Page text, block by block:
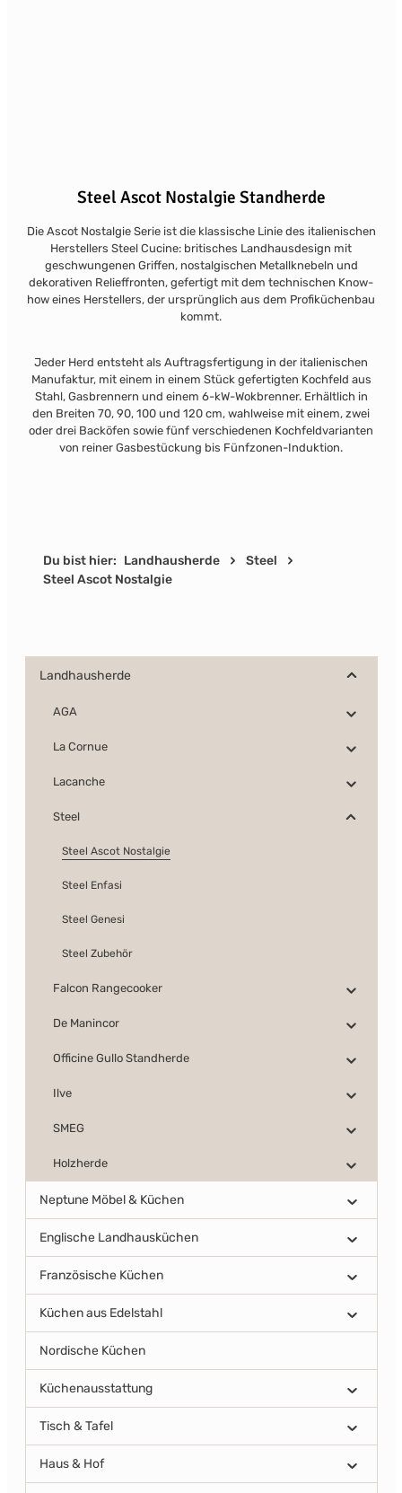
Steel Ascot Nostalgie Standherde
Die Ascot Nostalgie Serie ist die klassische Linie des italienischen
Herstellers Steel Cucine: britisches Landhausdesign mit
geschwungenen Griffen, nostalgischen Metallknebeln und
dekorativen Relieffronten, gefertigt mit dem technischen Know-
how eines Herstellers, der ursprünglich aus dem Profiküchenbau
kommt.
Jeder Herd entsteht als Auftragsfertigung in der italienischen
Manufaktur, mit einem in einem Stück gefertigten Kochfeld aus
Stahl, Gasbrennern und einem 6-kW-Wokbrenner. Erhältlich in
den Breiten 70, 90, 100 und 120 cm, wahlweise mit einem, zwei
oder drei Backöfen sowie fünf verschiedenen Kochfeldvarianten
von reiner Gasbestückung bis Fünfzonen-Induktion.
Du bist hier: Landhausherde
Steel
Steel Ascot Nostalgie
Landhausherde
AGA
La Cornue
Lacanche
Steel
Steel Ascot Nostalgie
Steel Enfasi
Steel Genesi
Steel Zubehör
Falcon Rangecooker
De Manincor
Officine Gullo Standherde
Ilve
SMEG
Holzherde
Neptune Möbel & Küchen
Englische Landhausküchen
Französische Küchen
Küchen aus Edelstahl
Nordische Küchen
Küchenausstattung
Tisch & Tafel
Haus & Hof